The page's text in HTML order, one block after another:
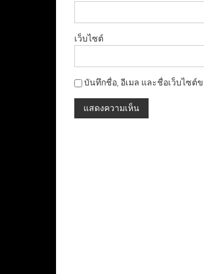
เว็บไซต์
บันทึกชื่อ, อีเมล และชื่อเว็บไซต์